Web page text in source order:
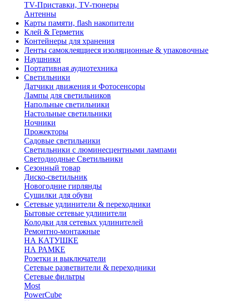
TV-Приставки, TV-тюнеры
Антенны
Карты памяти, flash накопители
Клей & Герметик
Контейнеры для хранения
Ленты самоклеящиеся изоляционные & упаковочные
Наушники
Портативная аудиотехника
Светильники
Датчики движения и Фотосенсоры
Лампы для светильников
Напольные светильники
Настольные светильники
Ночники
Прожекторы
Садовые светильники
Светильники с люминесцентными лампами
Светодиодные Светильники
Сезонный товар
Диско-светильник
Новогодние гирлянды
Сушилки для обуви
Сетевые удлинители & переходники
Бытовые сетевые удлинители
Колодки для сетевых удлинителей
Ремонтно-монтажные
НА КАТУШКЕ
НА РАМКЕ
Розетки и выключатели
Сетевые разветвители & переходники
Сетевые фильтры
Most
PowerCube